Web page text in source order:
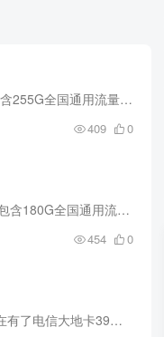
【电信小甘卡】19元/月：255G通用流量+30G定向，电信长期大流量手机卡套餐 电信小甘卡，19元每月包含255G全国通用流量+30G定向流量； 本套餐号码随机，归属地随机。本套餐是不可多得的电信长期...
409 0
【联通雪城卡】30元/月：180G全国流量+100分钟，联通大流量卡长期套餐来啦！ 联通雪城卡，30元每月包含180G全国通用流量+100分钟语音通话。 本套餐号码随机、归属地随机。联通官方正规流量卡，...
454 0
电信大地卡39元包230G通用+30G定向+无语音功能(优惠20年, 流量可结转) 想要拥有畅快上网体验吗？现在有了电信大地卡39元特惠套餐，让您随时随地畅享高速网络！不仅能满足您对通用流量的需求，还...